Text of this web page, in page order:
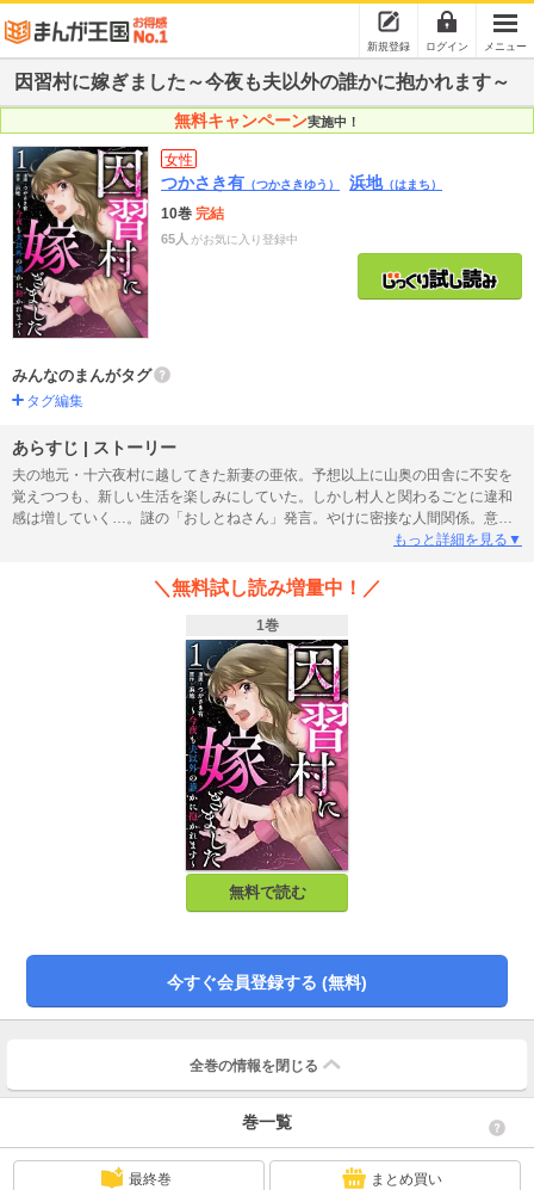
新規登録 ログイン メニュー
因習村に嫁ぎました～今夜も夫以外の誰かに抱かれます～
無料キャンペーン実施中！
女性
つかさき有 （つかさきゆう） 浜地（はまち）
10巻 完結
65人 がお気に入り登録中
みんなのまんがタグ
タグ編集
あらすじ | ストーリー
夫の地元・十六夜村に越してきた新妻の亜依。予想以上に山奥の田舎に不安を
覚えつつも、新しい生活を楽しみにしていた。しかし村人と関わるごとに違和
感は増していく…。謎の「おしとねさん」発言。やけに密接な人間関係。意味
深な視線…。そして開かれた「歓迎会」で亜依の生活は一変し…!? おぞまし
もっと詳細を見る▼
＼無料試し読み増量中！／
1巻
無料で読む
今すぐ会員登録する (無料)
全巻の情報を 閉じる
巻一覧
最終巻 まとめ買い